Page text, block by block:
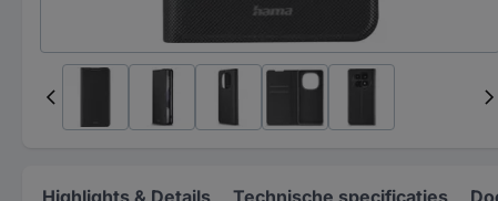
Highlights & Details Technische specificaties